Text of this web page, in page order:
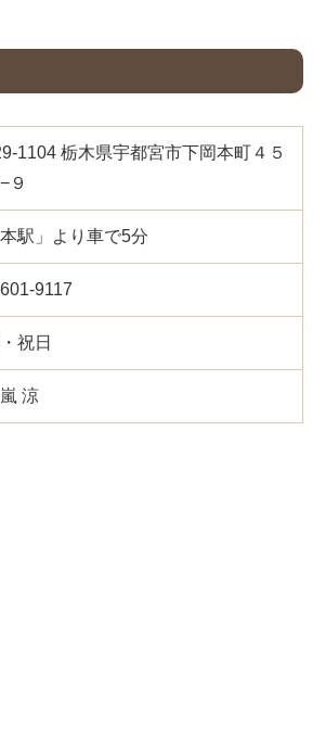
1104 栃木県宇都宮市下岡本町４５
９
本駅」より車で5分
9117
祝日
涼